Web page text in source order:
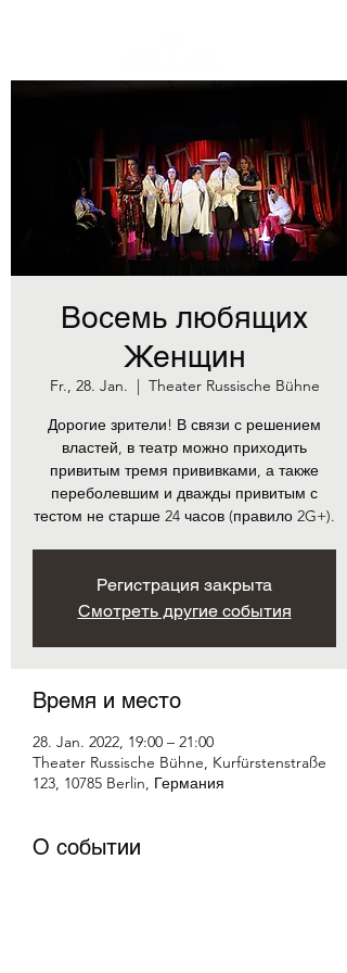
Восемь любящих
Женщин
Fr., 28. Jan.
  |
Theater Russische Bühne
Дорогие зрители! В связи с решением
властей, в театр можно приходить
привитым тремя прививками, а также
переболевшим и дважды привитым с
тестом не старше 24 часов (правило 2G+).
Регистрация закрыта
Смотреть другие события
Время и место
28. Jan. 2022, 19:00 – 21:00
Theater Russische Bühne, Kurfürstenstraße
123, 10785 Berlin, Германия
О событии